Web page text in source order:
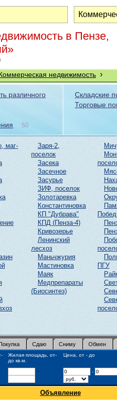
в Пензе,
недвижимость ›
различного
50
Складские
Торговые
маг-
Заря-2,
поселок
Засека
Засечное
Засурье
ЗИФ, поселок
Золотаревка
Константиновка
КП "Дубрава"
КПД (Пенза-4)
Кривозерье
Ленинский
лесхоз
Маньчжурия
Мастиновка
Маяк
Медпрепараты
(Биосинтез)
ПГУ
Сдаю Сниму Обмен
Жилая площадь, от-
до кв.м.
Цена, от - до
- -
Объявление